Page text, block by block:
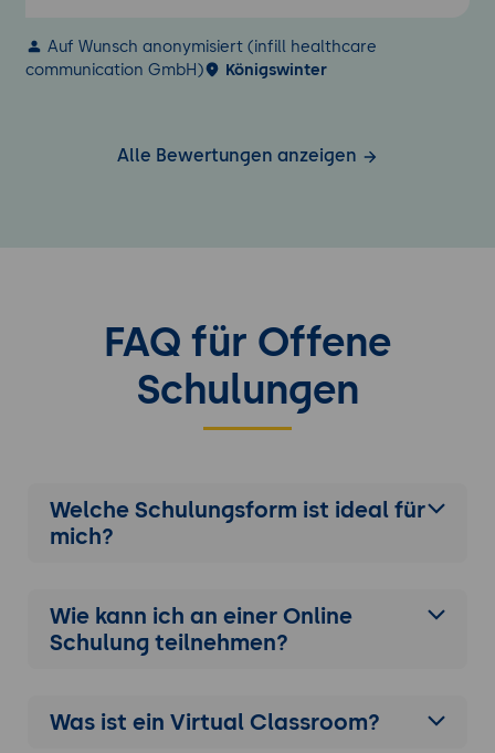
Auf Wunsch anonymisiert (infill healthcare
communication GmbH)
Königswinter
Alle Bewertungen anzeigen
FAQ für Offene
Schulungen
Welche Schulungsform ist ideal für
mich?
Wie kann ich an einer Online
Schulung teilnehmen?
Was ist ein Virtual Classroom?